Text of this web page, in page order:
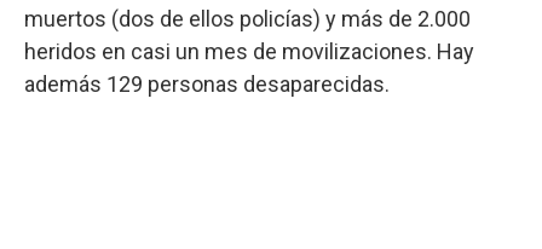
muertos (dos de ellos policías) y más de 2.000
heridos en casi un mes de movilizaciones. Hay
además 129 personas desaparecidas.